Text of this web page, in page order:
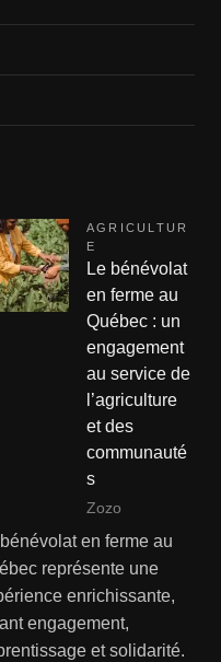
AGRICULTUR
E
Le bénévolat
en ferme au
Québec : un
engagement
au service de
l’agriculture
et des
communauté
s
Zozo
en ferme au
représente une
enrichissante,
engagement,
et solidarité.